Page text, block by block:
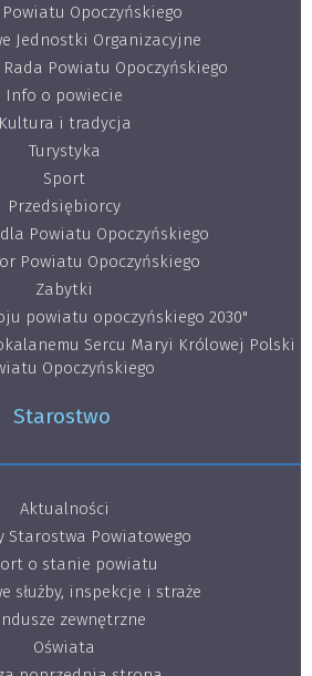
Opoczyńskiego
Jednostki Organizacyjne
Rada Powiatu Opoczyńskiego
Info o powiecie
Kultura i tradycja
Turystyka
Sport
Przedsiębiorcy
dla Powiatu Opoczyńskiego
Powiatu Opoczyńskiego
Zabytki
powiatu opoczyńskiego 2030"
Sercu Maryi Królowej Polski
Opoczyńskiego
Starostwo
Aktualności
Starostwa Powiatowego
o stanie powiatu
służby, inspekcje i straże
zewnętrzne
Oświata